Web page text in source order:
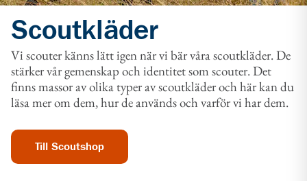
Scoutkläder
Vi scouter känns lätt igen när vi bärvårascoutkläder. De
stärker vår gemenskap och identitet som scouter.Det
finns massor av olika typer av scoutkläder och här kan du
läsa mer om dem, hur de används och varför vi har dem.
Till Scoutshop